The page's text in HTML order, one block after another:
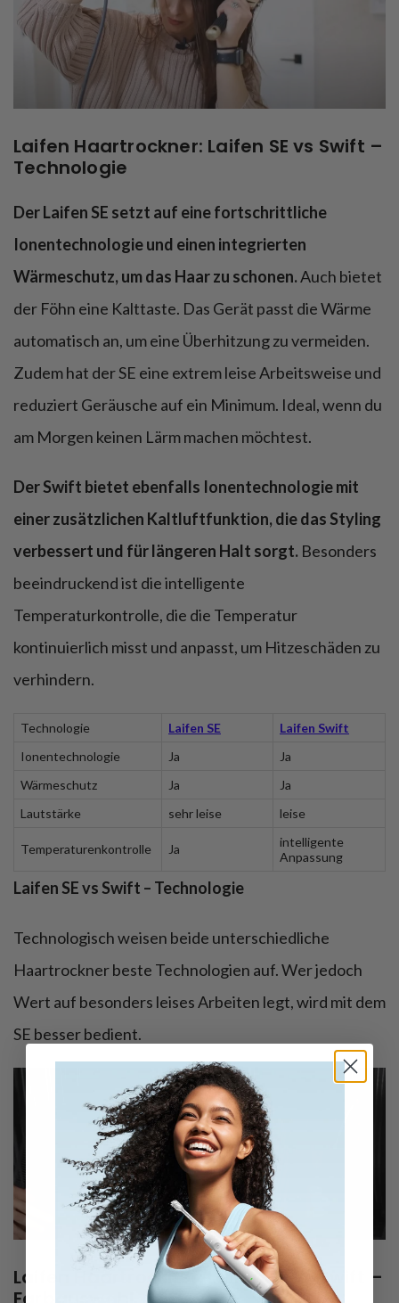
Laifen Haartrockner: Laifen SE vs Swift –
Technologie
Der Laifen SE setzt auf eine fortschrittliche
Ionentechnologie und einen integrierten
Wärmeschutz, um das Haar zu schonen.Auch bietet
der Föhn eine Kalttaste. Das Gerät passt die Wärme
automatisch an, um eine Überhitzung zu vermeiden.
Zudem hat der SE eine extrem leise Arbeitsweise und
reduziert Geräusche auf ein Minimum. Ideal, wenn du
am Morgen keinen Lärm machen möchtest.
Der Swift bietet ebenfalls Ionentechnologie mit
einer zusätzlichen Kaltluftfunktion, die das Styling
verbessert und für längeren Halt sorgt. Besonders
beeindruckend ist die intelligente
Temperaturkontrolle, die die Temperatur
kontinuierlich misst und anpasst, um Hitzeschäden zu
verhindern.
Technologie Laifen SE
Laifen Swift
Ionentechnologie
Ja
Ja
Wärmeschutz
Ja
Ja
Lautstärke
sehr leise leise
Temperaturenkontrolle Ja
intelligente
Anpassung
Laifen SE vs Swift – Technologie
Technologisch weisen beide unterschiedliche
Haartrockner beste Technologien auf. Wer jedoch
Wert auf besonders leises Arbeiten legt, wird mit dem
SE besser bedient.
Laifen Haartrockner: Laifen SE vs Swift –